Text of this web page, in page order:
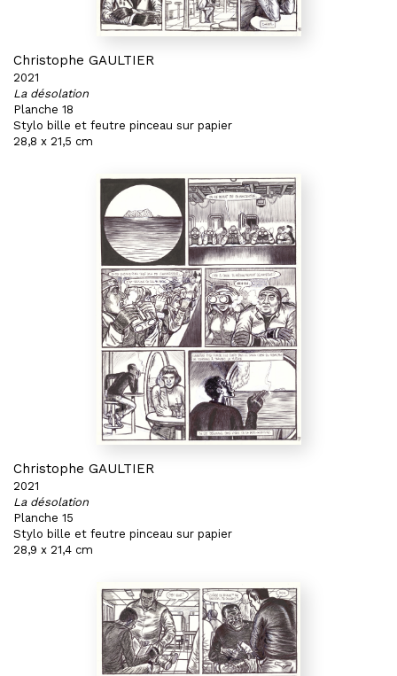
Christophe GAULTIER
2021
La désolation
Planche 18
Stylo bille et feutre pinceau sur papier
28,8 x 21,5 cm
Christophe GAULTIER
2021
La désolation
Planche 15
Stylo bille et feutre pinceau sur papier
28,9 x 21,4 cm